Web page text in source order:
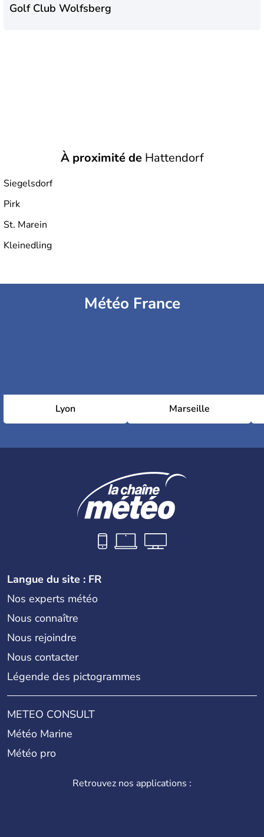
Golf Club Wolfsberg
À proximité deHattendorf
Siegelsdorf
Pirk
St. Marein
Kleinedling
Météo France
Lyon Marseille
Langue du site : FR
Nos experts météo
Nous connaître
Nous rejoindre
Nous contacter
Légende des pictogrammes
METEO CONSULT
Météo Marine
Météo pro
Retrouvez nos applications :